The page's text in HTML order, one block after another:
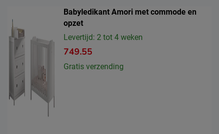
Babyledikant Amori met commode en
opzet
Levertijd: 2 tot 4 weken
749.55
Gratis verzending